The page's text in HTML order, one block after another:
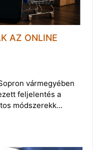
AZ ONLINE
vármegyében
feljelentés a
módszerekk…